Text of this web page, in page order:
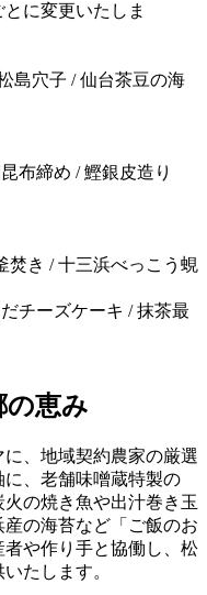
に変更いたしま
穴子 / 仙台茶豆の海
締め / 鰹銀皮造り
き / 十三浜べっこう蜆
ーズケーキ / 抹茶最
の恵み
に、地域契約農家の厳選
、老舗味噌蔵特製の
火の焼き魚や出汁巻き玉
の海苔など「ご飯のお
や作り手と協働し、松
たします。